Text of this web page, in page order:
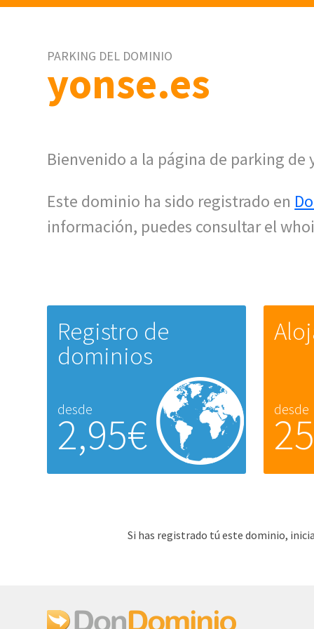
PARKING DEL DOMINIO
yonse.es
Bienvenido a la página de parking de
Este dominio ha sido registrado en
información, puedes consultar el
Registro de
dominios
desde
2,95€ desde
Si has registrado tú este dominio,